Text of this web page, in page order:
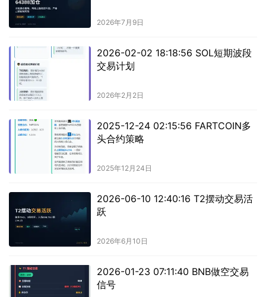
2026年7月9日
2026-02-02 18:18:56 SOL短期波段
交易计划
2026年2月2日
2025-12-24 02:15:56 FARTCOIN多
头合约策略
2025年12月24日
2026-06-10 12:40:16 T2摆动交易活
跃
2026年6月10日
2026-01-23 07:11:40 BNB做空交易
信号